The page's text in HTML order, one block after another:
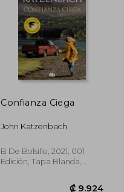
Confianza Ciega
John Katzenbach
B De Bolsillo, 2021, 001
Edición, Tapa Blanda,